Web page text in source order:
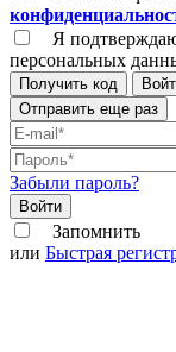
Я
персональных
Получить код
Отправить еще раз
Забыли пароль?
Войти
Запомнить
или Быстрая